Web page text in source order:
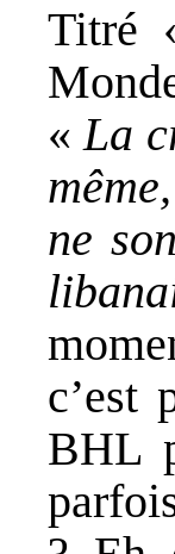
Titré
«La
ne
c’est
BHL